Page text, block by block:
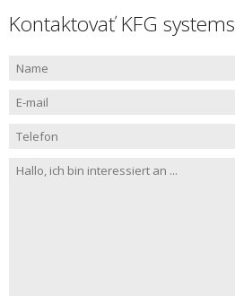
Kontaktovať KFG systems